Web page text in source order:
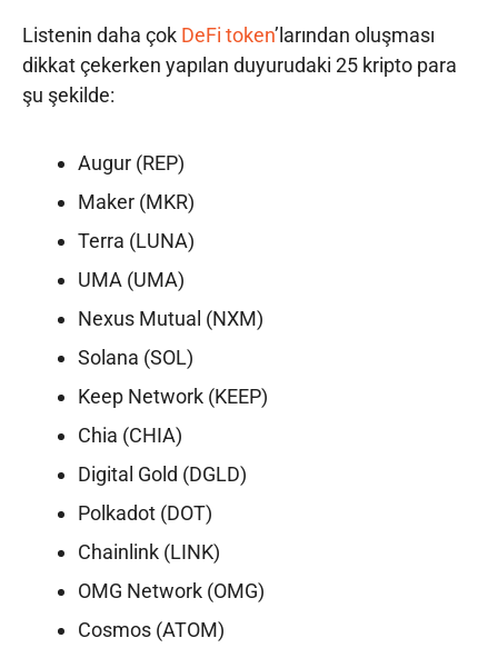
Listenin daha çok DeFi token’larından oluşması
dikkat çekerken yapılan duyurudaki 25 kripto para
şu şekilde:
Augur (REP)
Maker (MKR)
Terra (LUNA)
UMA (UMA)
Nexus Mutual (NXM)
Solana (SOL)
Keep Network (KEEP)
Chia (CHIA)
Digital Gold (DGLD)
Polkadot (DOT)
Chainlink (LINK)
OMG Network (OMG)
Cosmos (ATOM)